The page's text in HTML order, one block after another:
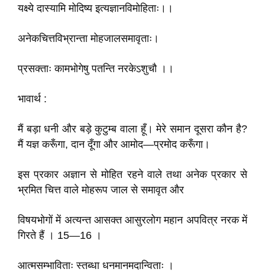
यक्ष्ये दास्यामि मोदिष्य इत्यज्ञानविमोहिताः।।
अनेकचित्तविभ्रान्ता मोहजालसमावृताः।
प्रसक्ताः कामभोगेषु पतन्ति नरकेऽशुचौ ।।
भावार्थ :
मैं बड़ा धनी और बड़े कुटुम्ब वाला हूँ। मेरे समान दूसरा कौन है?
मैं यज्ञ करूँगा, दान दूँगा और आमोद—प्रमोद करूँगा।
इस प्रकार अज्ञान से मोहित रहने वाले तथा अनेक प्रकार से
भ्रमित चित्त वाले मोहरूप जाल से समावृत और
विषयभोगों में अत्यन्त आसक्त आसुरलोग महान अपवित्र नरक में
गिरते हैं । 15—16 ।
आत्मसम्भाविताः स्तब्धा धनमानमदान्विताः ।